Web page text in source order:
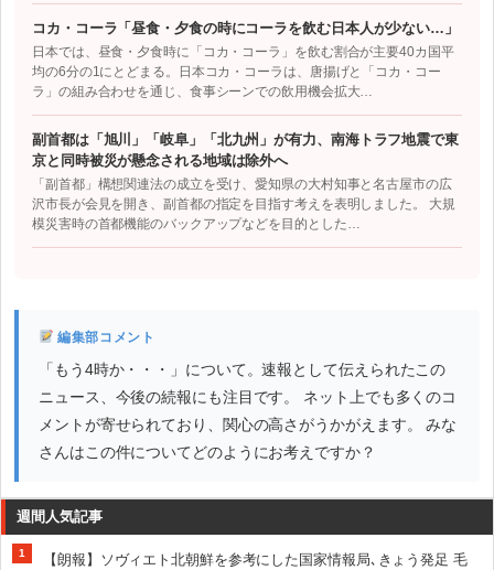
コカ・コーラ「昼食・夕食の時にコーラを飲む日本人が少ない…」
日本では、昼食・夕食時に「コカ・コーラ」を飲む割合が主要40カ国平
均の6分の1にとどまる。日本コカ・コーラは、唐揚げと「コカ・コー
ラ」の組み合わせを通じ、食事シーンでの飲用機会拡大…
副首都は「旭川」「岐阜」「北九州」が有力、南海トラフ地震で東
京と同時被災が懸念される地域は除外へ
「副首都」構想関連法の成立を受け、愛知県の大村知事と名古屋市の広
沢市長が会見を開き、副首都の指定を目指す考えを表明しました。 大規
模災害時の首都機能のバックアップなどを目的とした…
編集部コメント
「もう4時か・・・」について。速報として伝えられたこの
ニュース、今後の続報にも注目です。 ネット上でも多くのコ
メントが寄せられており、関心の高さがうかがえます。 みな
さんはこの件についてどのようにお考えですか？
週間人気記事
1 【朗報】ソヴィエト北朝鮮を参考にした国家情報局､きょう発足 毛